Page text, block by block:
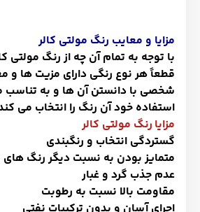
مزایا و معایب رنگ مولتی کالر
با توجه به تمام آن چه از رنگ مولتی
قطعاً هر نوع رنگی دارای مزیت ها و
شخصی با دانستن آن ها و به تناسب
استفاده خود آن رنگ را انتخاب می
مزایا رنگ مولتی کالر
گستردگی انتخاب و رنگبندی
متمایز بودن به نسبت دیگر رنگ های
عدم جذب گرد و غبار
مقاومت بالا نسبت به رطوبت